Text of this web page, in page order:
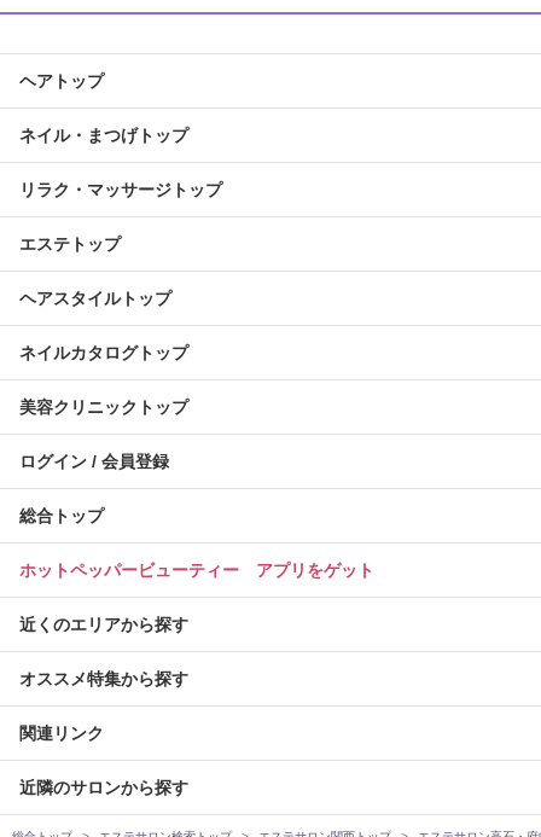
ヘアトップ
ネイル・まつげトップ
リラク・マッサージトップ
エステトップ
ヘアスタイルトップ
ネイルカタログトップ
美容クリニックトップ
ログイン / 会員登録
総合トップ
ホットペッパービューティー アプリをゲット
近くのエリアから探す
オススメ特集から探す
関連リンク
近隣のサロンから探す